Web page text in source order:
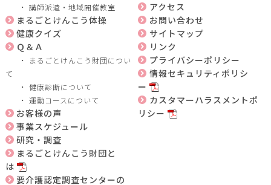
講師派遣・地域開催教室
まるごとけんこう体操
健康クイズ
Ｑ＆Ａ
まるごとけんこう財団につい
て
健康診断について
運動コースについて
お客様の声
事業スケジュール
研究・調査
まるごとけんこう財団と
は
要介護認定調査センターの
アクセス
お問い合わせ
サイトマップ
リンク
プライバシーポリシー
情報セキュリティポリシ
ー
カスタマーハラスメントポ
リシー